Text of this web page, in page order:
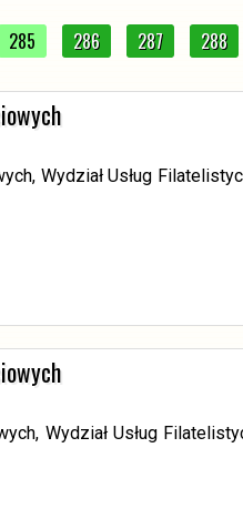
285 286 287 288
Wydział Usług
Wydział Usług